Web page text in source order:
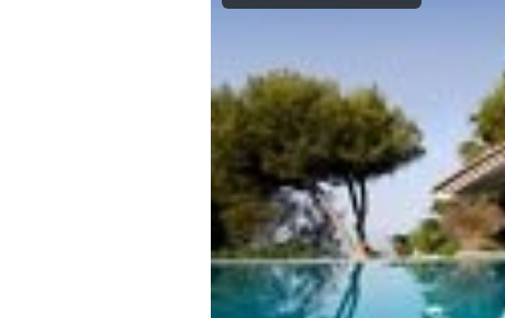
Mein B:O
Mein Konto
Folgen Sie uns